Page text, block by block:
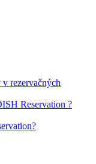
rezervačných
Reservation ?